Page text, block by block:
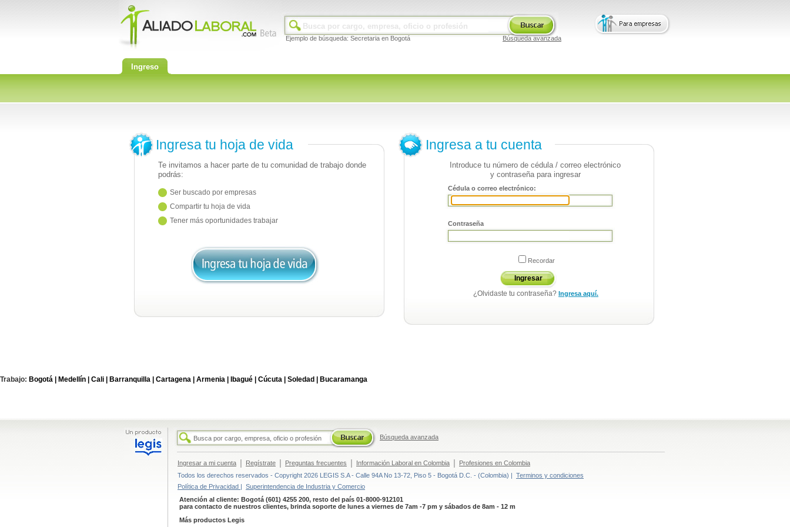
Ejemplo de búsqueda: Secretaria en Bogotá Búsqueda avanzada
Ingreso
Ingresa tu hoja de vida
Te invitamos a hacer parte de tu comunidad de trabajo donde
podrás:
Ser buscado por empresas
Compartir tu hoja de vida
Tener más oportunidades trabajar
Ingresa a tu cuenta
Introduce tu número de cédula / correo electrónico
y contraseña para ingresar
Cédula o correo electrónico:
Contraseña
Recordar
Ingresar
¿Olvidaste tu contraseña? Ingresa aquí.
Trabajo: Bogotá | Medellín | Cali | Barranquilla | Cartagena | Armenia | Ibagué | Cúcuta | Soledad | Bucaramanga
Búsqueda avanzada
Ingresar a mi cuenta | Regístrate | Preguntas frecuentes | Información Laboral en Colombia |
Profesiones en Colombia
Todos los derechos reservados - Copyright 2026 LEGIS S.A - Calle 94A No 13-72, Piso 5 - Bogotá D.C. - (Colombia) | Terminos y condiciones
Política de Privacidad | Superintendencia de Industria y Comercio
Atención al cliente: Bogotá (601) 4255 200, resto del país 01-8000-912101
para contacto de nuestros clientes, brinda soporte de lunes a viernes de 7am -7 pm y sábados de 8am - 12 m
Más productos Legis